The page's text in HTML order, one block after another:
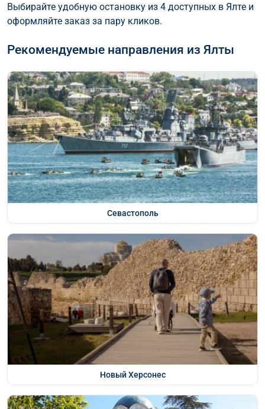
Выбирайте удобную остановку из 4 доступных в Ялте и
оформляйте заказ за пару кликов.
Рекомендуемые направления из Ялты
Севастополь
Новый Херсонес